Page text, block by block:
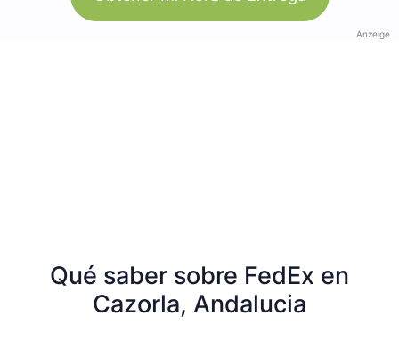
Anzeige
Qué saber sobre FedEx en
Cazorla, Andalucia